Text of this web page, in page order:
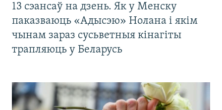
13 сэансаў на дзень. Як у Менску
паказваюць «Адысэю» Нолана і якім
чынам зараз сусьветныя кінагіты
трапляюць у Беларусь